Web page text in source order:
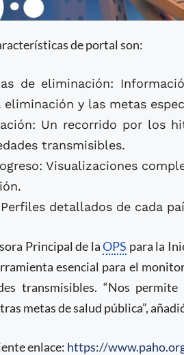
de portal son:
de eliminación:
y las metas
Un recorrido por los
transmisibles.
Visualizaciones
detallados de cada
Principal de laOPS para la
esencial para el
transmisibles. “Nos
metas de salud pública”,
enlace: https://